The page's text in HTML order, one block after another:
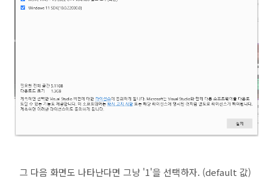
그 다음 화면도 나타난다면 그냥 '1'을 선택하자. (default 값)